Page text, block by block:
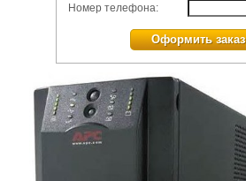
Номер телефона:
Оформить заказ